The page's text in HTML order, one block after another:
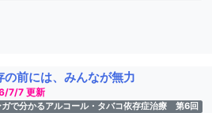
の前には、みんなが無力
7/7 更新
ガで分かるアルコール・タバコ依存症治療 第6回